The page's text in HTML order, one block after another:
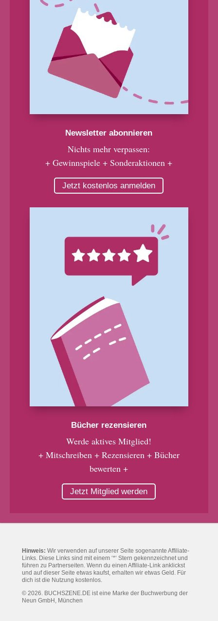
Newsletter abonnieren
Nichts mehr verpassen:
+ Gewinnspiele + Sonderaktionen +
Jetzt kostenlos anmelden
Bücher rezensieren
Werde aktives Mitglied!
+ Mitschreiben + Rezensieren + Bücher
bewerten +
Jetzt Mitglied werden
Hinweis: Wir verwenden auf unserer Seite sogenannte Affiliate-
Links. Diese Links sind mit einem ‘*‘ Stern gekennzeichnet und
führen zu Partnerseiten. Wenn du einen Affiliate-Link anklickst
und auf dieser Seite etwas kaufst, erhalten wir etwas Geld. Für
dich ist die Nutzung kostenlos.
© 2026. BUCHSZENE.DE ist eine Marke der Buchwerbung der
Neun GmbH, München